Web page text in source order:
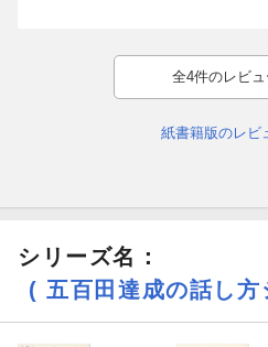
超人」になり、気詰まりな相手とも
さぁ、一生モノの雑談力を身につ
全4件のレビ
紙書籍版のレビ
シリーズ名：
( 五百田達成の話し方